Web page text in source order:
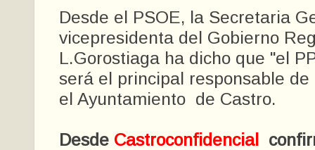
Desde el PSOE, la Secretaria
vicepresidenta del Gobierno
L.Gorostiaga ha dicho que "el
será el principal responsable
el Ayuntamiento de Castro.
Desde Castroconfidencial